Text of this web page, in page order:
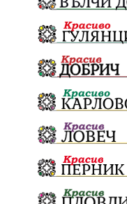
ВеселинОрешков
ВСС
ПартияВеличие
ПТП Сливен